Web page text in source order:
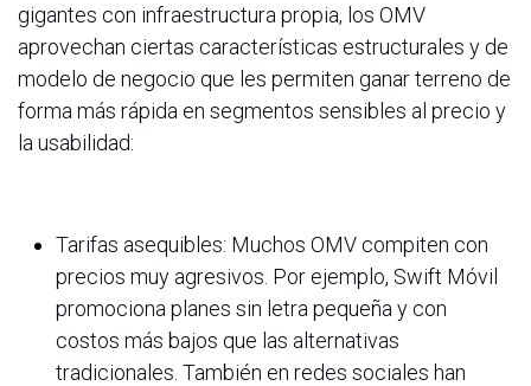
gigantes con infraestructura propia, los OMV
aprovechan ciertas características estructurales y de
modelo de negocio que les permiten ganar terreno de
forma más rápida en segmentos sensibles al precio y
la usabilidad:
Tarifas asequibles: Muchos OMV compiten con
precios muy agresivos. Por ejemplo, Swift Móvil
promociona planes sin letra pequeña y con
costos más bajos que las alternativas
tradicionales. También en redes sociales han